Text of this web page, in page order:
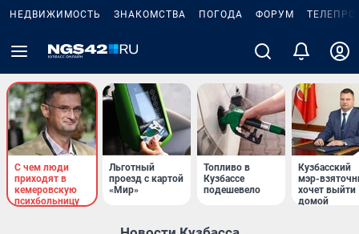
НЕДВИЖИМОСТЬ ЗНАКОМСТВА ПОГОДА ФОРУМ
С чем люди
приходят в
кемеровскую
психбольницу
Льготный
проезд с картой
«Мир»
Топливо в
Кузбассе
подешевело
Кузбасский
мэр-
хочет выйти
домой